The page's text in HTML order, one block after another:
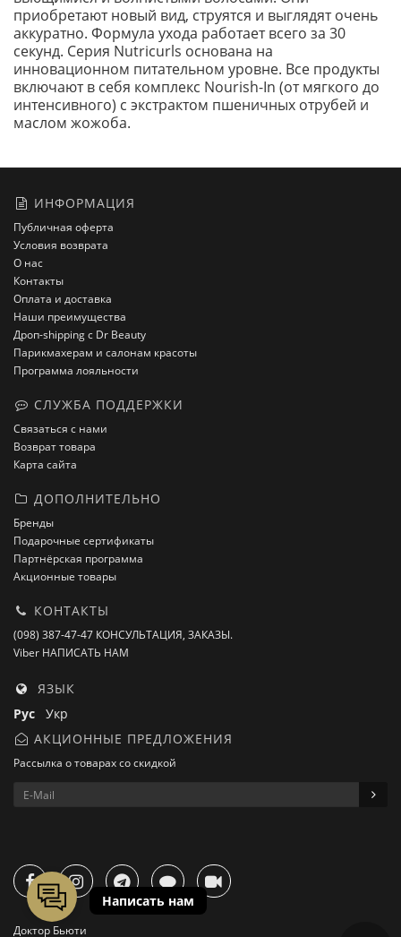
приобретают новый вид, струятся и выглядят очень
аккуратно. Формула ухода работает всего за 30
секунд. Серия Nutricurls основана на
инновационном питательном уровне. Все продукты
включают в себя комплекс Nourish-In (от мягкого до
интенсивного) с экстрактом пшеничных отрубей и
маслом жожоба.
ИНФОРМАЦИЯ
Публичная оферта
Условия возврата
О нас
Контакты
Оплата и доставка
Наши преимущества
Дроп-shipping с Dr Beauty
Парикмахерам и салонам красоты
Программа лояльности
СЛУЖБА ПОДДЕРЖКИ
Связаться с нами
Возврат товара
Карта сайта
ДОПОЛНИТЕЛЬНО
Бренды
Подарочные сертификаты
Партнёрская программа
Акционные товары
КОНТАКТЫ
(098) 387-47-47 КОНСУЛЬТАЦИЯ, ЗАКАЗЫ.
Viber НАПИСАТЬ НАМ
ЯЗЫК
Рус Укр
АКЦИОННЫЕ ПРЕДЛОЖЕНИЯ
Рассылка о товарах со скидкой
Доктор Бьюти